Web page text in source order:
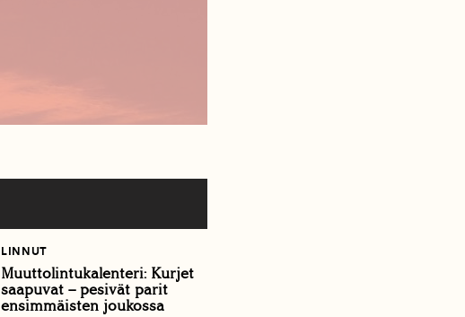
LINNUT
Muuttolintukalenteri: Kurjet
saapuvat – pesivät parit
ensimmäisten joukossa